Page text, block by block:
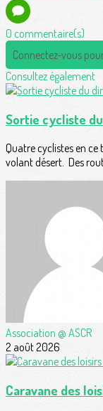
0 commentaire(s)
Connectez-vous
Consultez également
Sortie cycliste
Quatre cyclistes en
volant désert. Des
Association @ ASCR
2 août 2026
Caravane des